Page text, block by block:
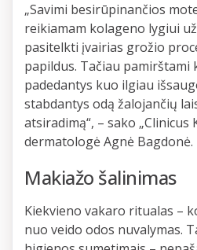
„Savimi besirūpinančios
reikiamam kolageno lygiui
pasitelkti įvairias grožio
papildus. Tačiau pamirštami
padedantys kuo ilgiau
stabdantys odą žalojančių
atsiradimą“, – sako „Clinicus
dermatologė Agnė Bagdonė.
Makiažo šalinimas
Kiekvieno vakaro ritualas –
nuo veido odos nuvalymas.